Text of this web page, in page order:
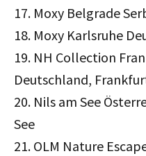
17. Moxy Belgrade
18. Moxy Karlsruhe
19. NH Collection
Deutschland,
20. Nils am See
See
21. OLM Nature